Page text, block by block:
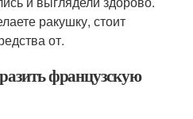
ракушку, стоит
от.
французскую